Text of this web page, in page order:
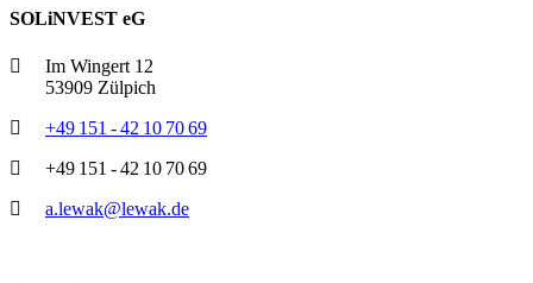
SOLiNVEST eG
Im Wingert 12
53909 Zülpich
+49 151 - 42 10 70 69
+49 151 - 42 10 70 69
a.lewak@lewak.de